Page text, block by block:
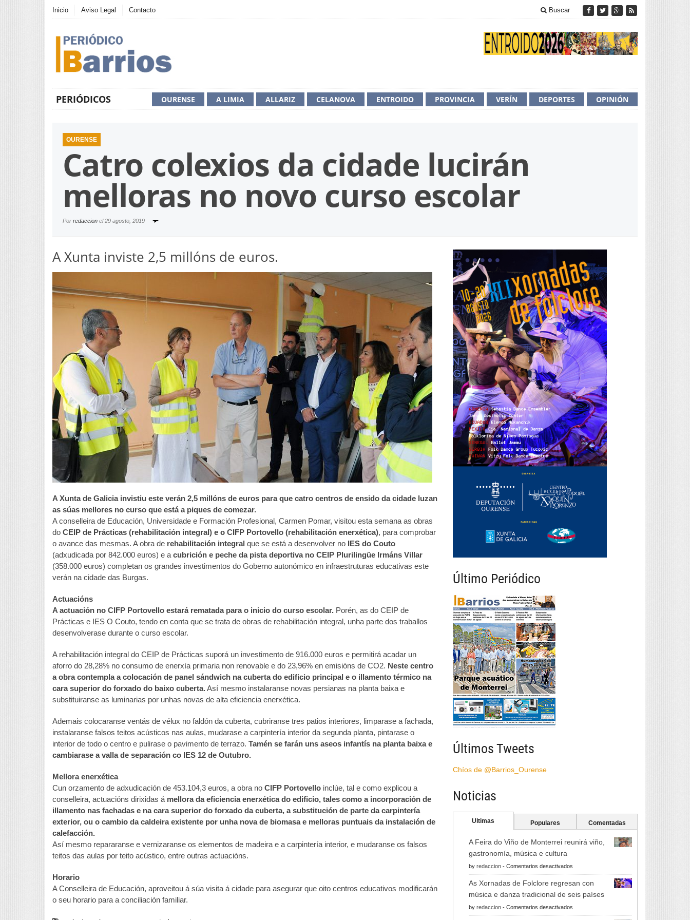
Inicio Aviso Legal Contacto Buscar
PERIÓDICOS OPINIÓN
DEPORTES
VERÍN
PROVINCIA
ENTROIDO
CELANOVA
ALLARIZ
A LIMIA
OURENSE
OURENSE
Catro colexios da cidade lucirán
melloras no novo curso escolar
Por redaccion el29 agosto, 2019
A Xunta inviste 2,5 millóns de euros.
A Xunta de Galicia invistiu este verán 2,5 millóns de euros para que catro centros de ensido da cidade luzan
as súas mellores no curso que está a piques de comezar.
A conselleira de Educación, Universidade e Formación Profesional, Carmen Pomar, visitou esta semana as obras
do CEIP de Prácticas (rehabilitación integral) e o CIFP Portovello (rehabilitación enerxética), para comprobar
o avance das mesmas. A obra de rehabilitación integral que se está a desenvolver no IES do Couto
(adxudicada por 842.000 euros) e a cubrición e peche da pista deportiva no CEIP Plurilingüe Irmáns Villar
(358.000 euros) completan os grandes investimentos do Goberno autonómico en infraestruturas educativas este
verán na cidade das Burgas.
Actuacións
A actuación no CIFP Portovello estará rematada para o inicio do curso escolar. Porén, as do CEIP de
Prácticas e IES O Couto, tendo en conta que se trata de obras de rehabilitación integral, unha parte dos traballos
desenvolverase durante o curso escolar.
A rehabilitación integral do CEIP de Prácticas suporá un investimento de 916.000 euros e permitirá acadar un
aforro do 28,28% no consumo de enerxía primaria non renovable e do 23,96% en emisións de CO2. Neste centro
a obra contempla a colocación de panel sándwich na cuberta do edificio principal e o illamento térmico na
cara superior do forxado do baixo cuberta.Así mesmo instalaranse novas persianas na planta baixa e
substituiranse as luminarias por unhas novas de alta eficiencia enerxética.
Ademais colocaranse ventás de vélux no faldón da cuberta, cubriranse tres patios interiores, limparase a fachada,
instalaranse falsos teitos acústicos nas aulas, mudarase a carpintería interior da segunda planta, pintarase o
interior de todo o centro e pulirase o pavimento de terrazo. Tamén se farán uns aseos infantís na planta baixa e
cambiarase a valla de separación co IES 12 de Outubro.
Mellora enerxética
Cun orzamento de adxudicación de 453.104,3 euros, a obra no CIFP Portovello inclúe, tal e como explicou a
conselleira, actuacións dirixidas á mellora da eficiencia enerxética do edificio, tales como a incorporación de
illamento nas fachadas e na cara superior do forxado da cuberta, a substitución de parte da carpintería
exterior, ou o cambio da caldeira existente por unha nova de biomasa e melloras puntuais da instalación de
calefacción.
Así mesmo repararanse e vernizaranse os elementos de madeira e a carpintería interior, e mudaranse os falsos
teitos das aulas por teito acústico, entre outras actuacións.
Horario
A Conselleira de Educación, aproveitou á súa visita á cidade para asegurar que oito centros educativos modificarán
o seu horario para a conciliación familiar.
Último Periódico
Últimos Tweets
Chíos de @Barrios_Ourense
Noticias
Ultimas Populares Comentadas
A Feira do Viño de Monterrei reunirá viño,
gastronomía, música e cultura
by redaccion - Comentarios desactivados
A
As Xornadas de Folclore regresan con
música e danza tradicional de seis países
by redaccion - Comentarios desactivados
As